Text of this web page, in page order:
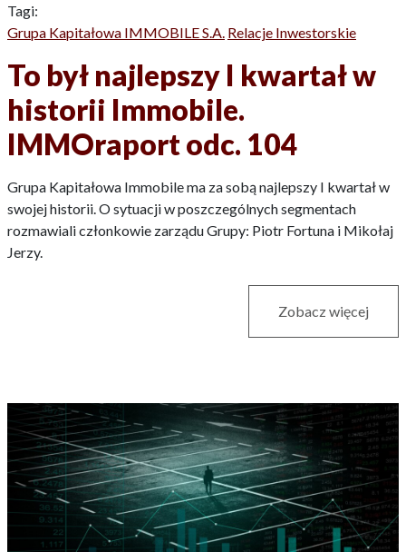
Tagi:
Grupa Kapitałowa IMMOBILE S.A. Relacje Inwestorskie
To był najlepszy I kwartał w
historii Immobile.
IMMOraport odc. 104
Grupa Kapitałowa Immobile ma za sobą najlepszy I kwartał w
swojej historii. O sytuacji w poszczególnych segmentach
rozmawiali członkowie zarządu Grupy: Piotr Fortuna i Mikołaj
Jerzy.
Zobacz więcej